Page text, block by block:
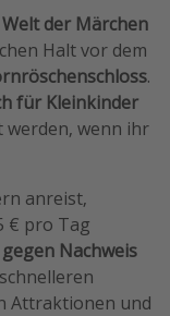
Welt der Märchen
Halt vor dem
.
für Kleinkinder
werden, wenn ihr
anreist,
€ pro Tag
Nachweis
Attraktionen und